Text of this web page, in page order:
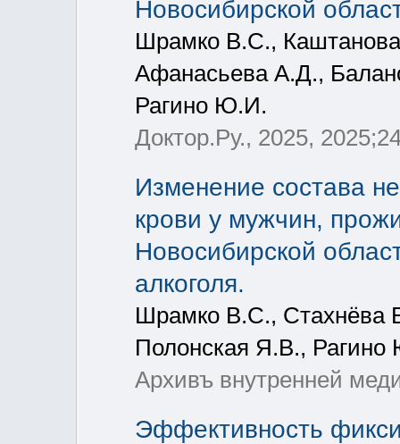
Новосибирской
Шрамко В.С.,
Афанасьева А.Д.,
Рагино Ю.И.
Доктор.Ру., 2025,
Изменение состава
крови у мужчин,
Новосибирской
алкоголя.
Шрамко В.С., Стахнёва
Полонская Я.В.,
Архивъ внутренней
Эффективность